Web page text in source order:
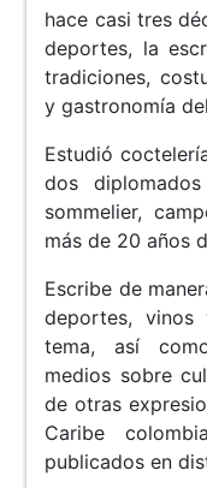
hace casi tres
deportes, la
tradiciones,
y gastronomía
Estudió
dos
sommelier,
más de 20 años
Escribe de
deportes,
tema, así
medios sobre
de otras
Caribe
publicados en